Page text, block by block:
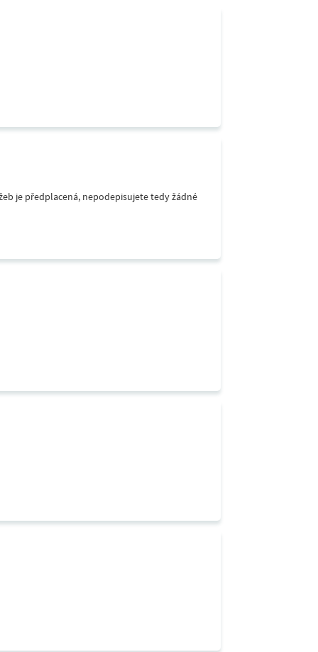
je předplacená, nepodepisujete tedy žádné